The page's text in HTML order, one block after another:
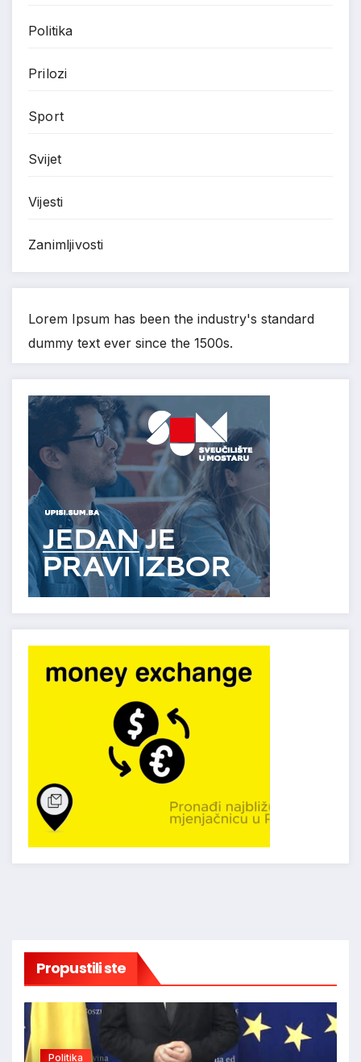
Politika
Prilozi
Sport
Svijet
Vijesti
Zanimljivosti
Lorem Ipsum has been the industry's standard
dummy text ever since the 1500s.
Propustili ste
Politika